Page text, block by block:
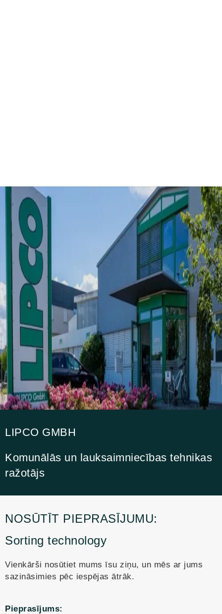
LIPCO GMBH
Komunālās un lauksaimniecības tehnikas
ražotājs
NOSŪTĪT PIEPRASĪJUMU:
Sorting technology
Vienkārši nosūtiet mums īsu ziņu, un mēs ar jums
sazināsimies pēc iespējas ātrāk.
Pieprasījums: